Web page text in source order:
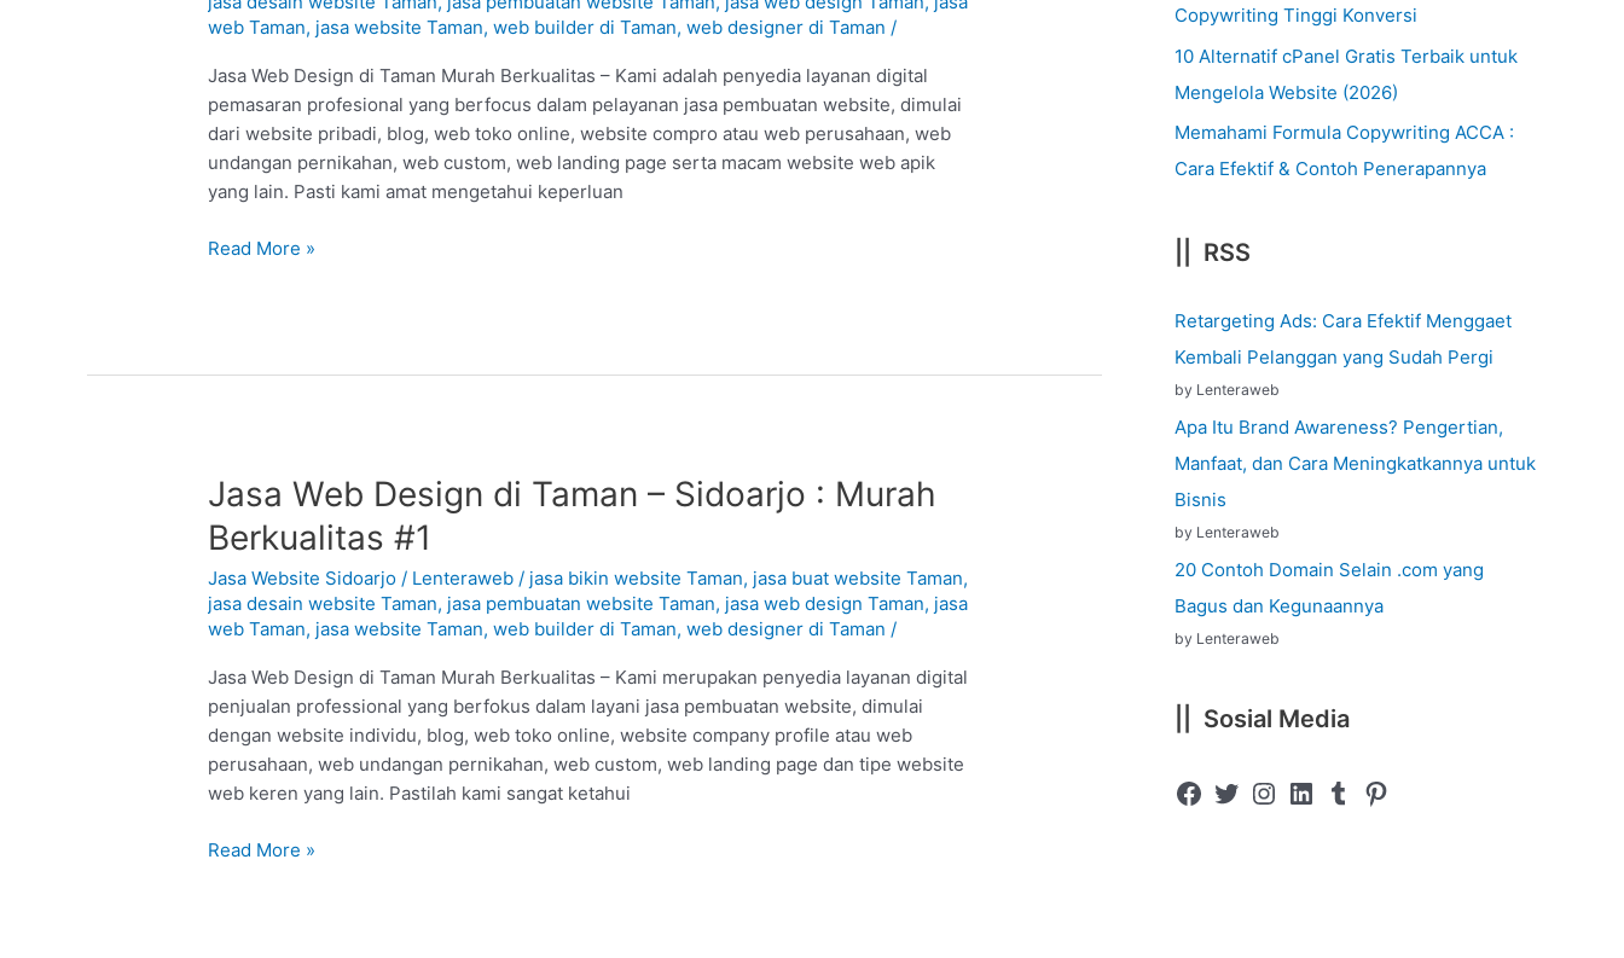
web Taman, jasa website Taman,web builder di Taman,web designer di Taman /
Jasa Web Design di Taman Murah Berkualitas – Kami adalah penyedia layanan digital
pemasaran profesional yang berfocus dalam pelayanan jasa pembuatan website, dimulai
dari website pribadi, blog, web toko online, website compro atau web perusahaan, web
undangan pernikahan, web custom, web landing page serta macam website web apik
yang lain. Pasti kami amat mengetahui keperluan
–
:
Murah
Berkualitas
#1
Read More »
Jasa Web Design di Taman – Sidoarjo : Murah
Berkualitas #1
Jasa Website Sidoarjo / Lenteraweb/ jasa bikin website Taman, jasa buat website Taman,
jasa desain website Taman, jasa pembuatan website Taman, jasa web design Taman, jasa
web Taman, jasa website Taman,web builder di Taman,web designer di Taman /
Jasa Web Design di Taman Murah Berkualitas – Kami merupakan penyedia layanan digital
penjualan professional yang berfokus dalam layani jasa pembuatan website, dimulai
dengan website individu, blog, web toko online, website company profile atau web
perusahaan, web undangan pernikahan, web custom, web landing page dan tipe website
web keren yang lain. Pastilah kami sangat ketahui
Jasa
Web
Design
di
Taman
–
:
Murah
Berkualitas
#1
Read More »
Copywriting Tinggi Konversi
10 Alternatif cPanel Gratis Terbaik untuk
Mengelola Website (2026)
Memahami Formula Copywriting ACCA :
Cara Efektif & Contoh Penerapannya
|| RSS
Retargeting Ads: Cara Efektif Menggaet
Kembali Pelanggan yang Sudah Pergi
by Lenteraweb
Apa Itu Brand Awareness? Pengertian,
Manfaat, dan Cara Meningkatkannya untuk
Bisnis
by Lenteraweb
20 Contoh Domain Selain .com yang
Bagus dan Kegunaannya
by Lenteraweb
|| Sosial Media